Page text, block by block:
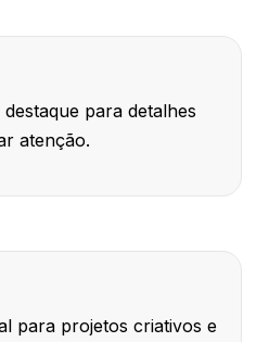
para detalhes
atenção.
para projetos criativos e